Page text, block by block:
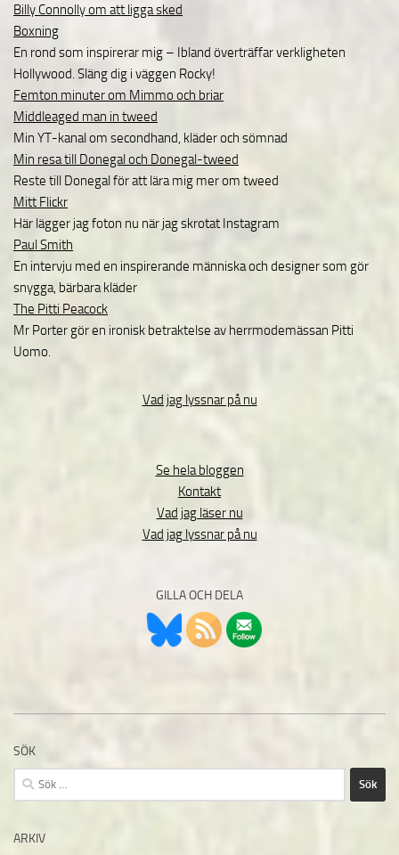
Billy Connolly om att ligga sked
Boxning
En rond som inspirerar mig – Ibland överträffar verkligheten
Hollywood. Släng dig i väggen Rocky!
Femton minuter om Mimmo och briar
Middleaged man in tweed
Min YT-kanal om secondhand, kläder och sömnad
Min resa till Donegal och Donegal-tweed
Reste till Donegal för att lära mig mer om tweed
Mitt Flickr
Här lägger jag foton nu när jag skrotat Instagram
Paul Smith
En intervju med en inspirerande människa och designer som gör
snygga, bärbara kläder
The Pitti Peacock
Mr Porter gör en ironisk betraktelse av herrmodemässan Pitti
Uomo.
Vad jag lyssnar på nu
Se hela bloggen
Kontakt
Vad jag läser nu
Vad jag lyssnar på nu
GILLA OCH DELA
SÖK
Sök
efter:
ARKIV